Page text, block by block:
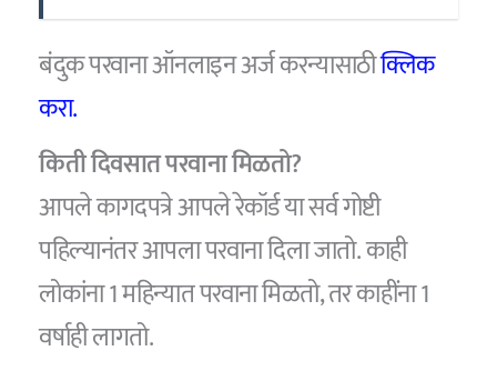
बंदुक परवाना ऑनलाइन अर्ज करन्यासाठीक्लिक
करा.
किती दिवसात परवाना मिळतो?
आपले कागदपत्रे आपले रेकॉर्ड या सर्व गोष्टी
पहिल्यानंतर आपला परवाना दिला जातो. काही
लोकांना 1 महिन्यात परवाना मिळतो, तर काहींना 1
वर्षाही लागतो.